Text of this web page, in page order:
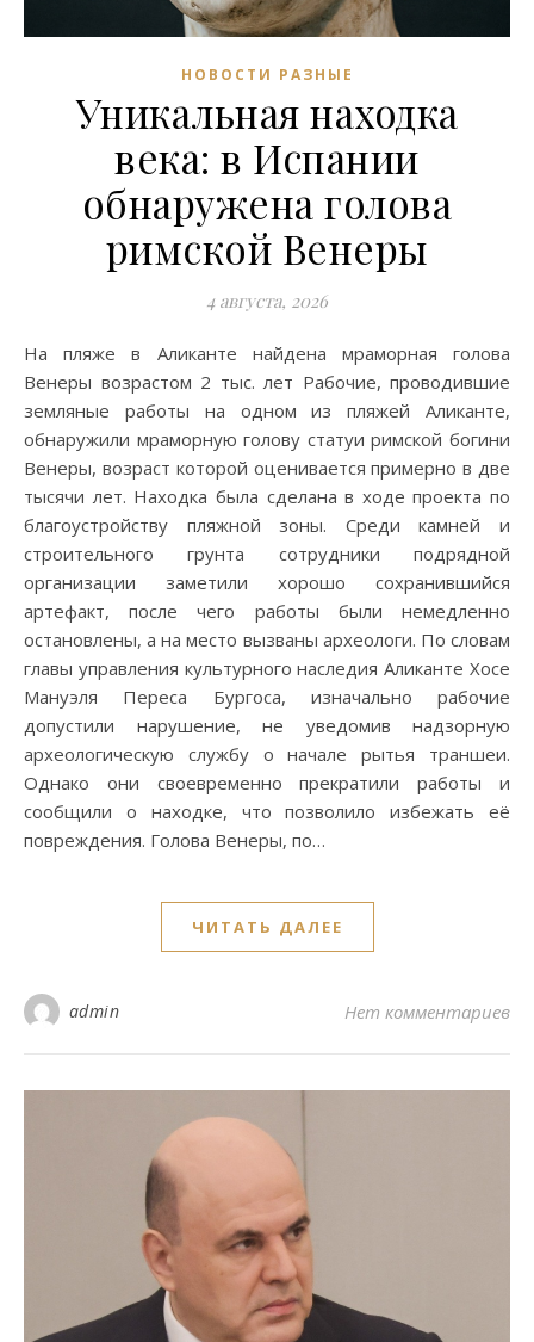
НОВОСТИ РАЗНЫЕ
Уникальная находка
века: в Испании
обнаружена голова
римской Венеры
4 августа, 2026
На пляже в Аликанте найдена мраморная голова
Венеры возрастом 2 тыс. лет Рабочие, проводившие
земляные работы на одном из пляжей Аликанте,
обнаружили мраморную голову статуи римской богини
Венеры, возраст которой оценивается примерно в две
тысячи лет. Находка была сделана в ходе проекта по
благоустройству пляжной зоны. Среди камней и
строительного грунта сотрудники подрядной
организации заметили хорошо сохранившийся
артефакт, после чего работы были немедленно
остановлены, а на место вызваны археологи. По словам
главы управления культурного наследия Аликанте Хосе
Мануэля Переса Бургоса, изначально рабочие
допустили нарушение, не уведомив надзорную
археологическую службу о начале рытья траншеи.
Однако они своевременно прекратили работы и
сообщили о находке, что позволило избежать её
повреждения. Голова Венеры, по…
ЧИТАТЬ ДАЛЕЕ
admin Нет комментариев